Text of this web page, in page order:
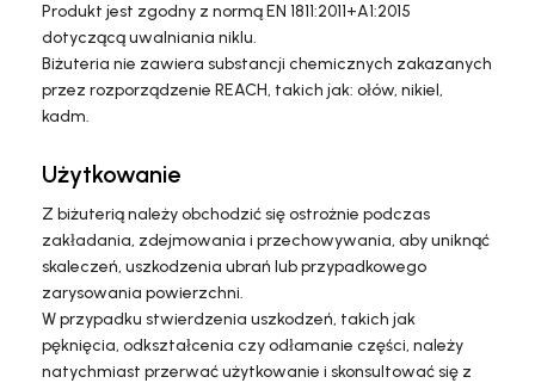
Produkt jest zgodny z normą EN 1811:2011+A1:2015
dotyczącą uwalniania niklu.
Biżuteria nie zawiera substancji chemicznych zakazanych
przez rozporządzenie REACH, takich jak: ołów, nikiel,
kadm.
Użytkowanie
Z biżuterią należy obchodzić się ostrożnie podczas
zakładania, zdejmowania i przechowywania, aby uniknąć
skaleczeń, uszkodzenia ubrań lub przypadkowego
zarysowania powierzchni.
W przypadku stwierdzenia uszkodzeń, takich jak
pęknięcia, odkształcenia czy odłamanie części, należy
natychmiast przerwać użytkowanie i skonsultować się z